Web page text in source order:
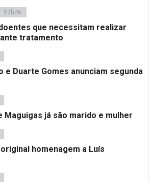
12h46
que necessitam realizar
tratamento
e Duarte Gomes anunciam segunda
Maguigas já são marido e mulher
homenagem a Luís